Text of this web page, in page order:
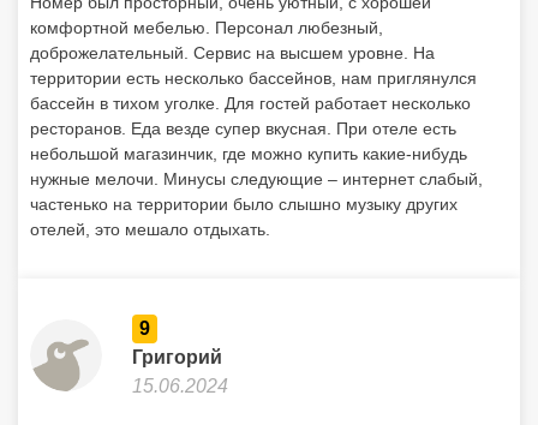
комфортной мебелью. Персонал любезный,
доброжелательный. Сервис на высшем уровне. На
территории есть несколько бассейнов, нам приглянулся
бассейн в тихом уголке. Для гостей работает несколько
ресторанов. Еда везде супер вкусная. При отеле есть
небольшой магазинчик, где можно купить какие-нибудь
нужные мелочи. Минусы следующие – интернет слабый,
частенько на территории было слышно музыку других
отелей, это мешало отдыхать.
9
Григорий
15.06.2024